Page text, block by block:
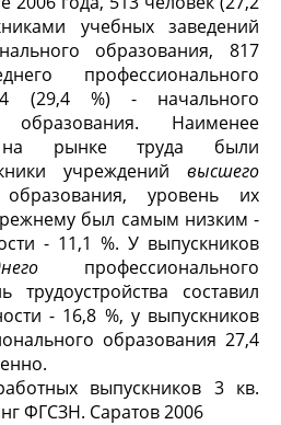
учебных заведений
образования, 817
профессионального
(29,4 %) - начального
образования. Наименее
на рынке труда были
учреждений высшего
образования, уровень их
был самым низким -
- 11,1 %. У выпускников
профессионального
трудоустройства составил
- 16,8 %, у выпускников
образования 27,4
выпускников 3 кв.
ФГСЗН. Саратов 2006